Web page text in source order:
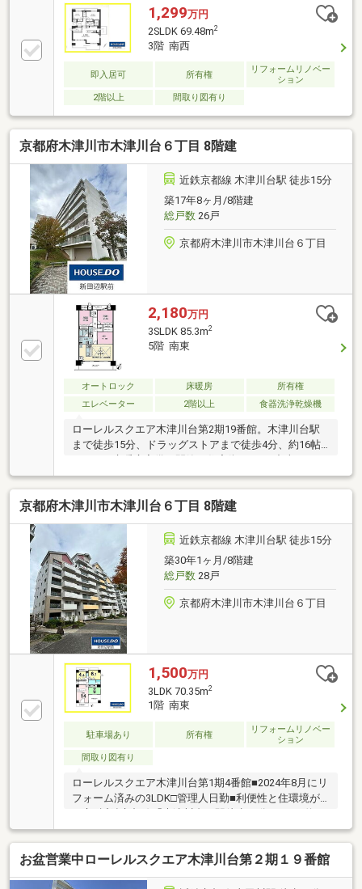
1,299万円
2SLDK 69.48m2
3階 南西
即入居可 所有権
リフォームリノベー
ション
2階以上
間取り図有り
京都府木津川市木津川台６丁目 8階建
近鉄京都線 木津川台駅 徒歩15分
築17年8ヶ月/8階建
総戸数26戸
京都府木津川市木津川台６丁目
2,180万円
3SLDK 85.3m2
5階 南東
オートロック 床暖房
所有権
エレベーター
2階以上 食器洗浄乾燥機
ローレルスクエア木津川台第2期19番館。木津川台駅
まで徒歩15分、ドラッグストアまで徒歩4分、約16帖
ョン。2022年リフォーム済み。
京都府木津川市木津川台６丁目 8階建
近鉄京都線 木津川台駅 徒歩15分
築30年1ヶ月/8階建
総戸数28戸
京都府木津川市木津川台６丁目
1,500万円
3LDK 70.35m2
1階 南東
駐車場あり 所有権
リフォームリノベー
ション
間取り図有り
ローレルスクエア木津川台第1期4番館■2024年8月にリ
フォーム済みの3LDK□管理人日勤■利便性と住環境が
帖
お盆営業中ローレルスクエア木津川台第２期１９番館